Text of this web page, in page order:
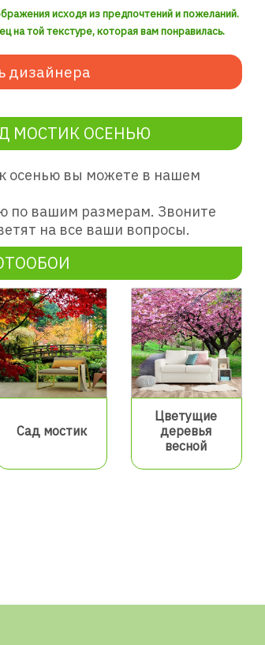
исходя из предпочтений и пожеланий.
на той текстуре, которая вам понравилась.
дизайнера
МОСТИК ОСЕНЬЮ
осенью вы можете в нашем
по вашим размерам. Звоните
на все ваши вопросы.
Сад мостик
Цветущие
деревья
весной